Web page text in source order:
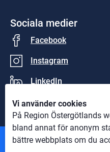
Vi använder cookies
På Region Östergötlands
bland annat för anonym
bättre webbplats om du
Sociala medier
Facebook
Instagram
LinkedIn